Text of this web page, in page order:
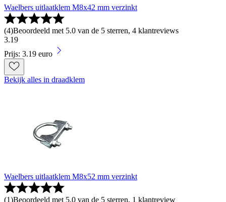
Waelbers uitlaatklem M8x42 mm verzinkt
(4)Beoordeeld met 5.0 van de 5 sterren, 4 klantreviews
3.19
Prijs: 3.19 euro
Bekijk alles in draadklem
Waelbers uitlaatklem M8x52 mm verzinkt
(1)Beoordeeld met 5.0 van de 5 sterren, 1 klantreview